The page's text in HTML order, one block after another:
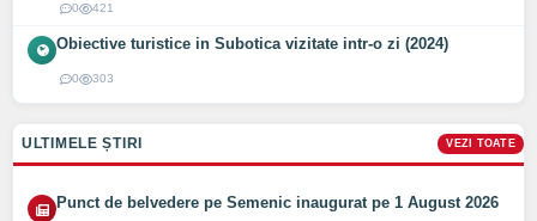
0 421
Obiective turistice in Subotica vizitate intr-o zi (2024)
0 303
ULTIMELE ȘTIRI VEZI TOATE
Punct de belvedere pe Semenic inaugurat pe 1 August 2026